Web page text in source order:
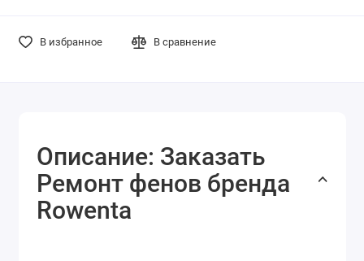
В избранное В сравнение
Описание: Заказать
Ремонт фенов бренда
Rowenta